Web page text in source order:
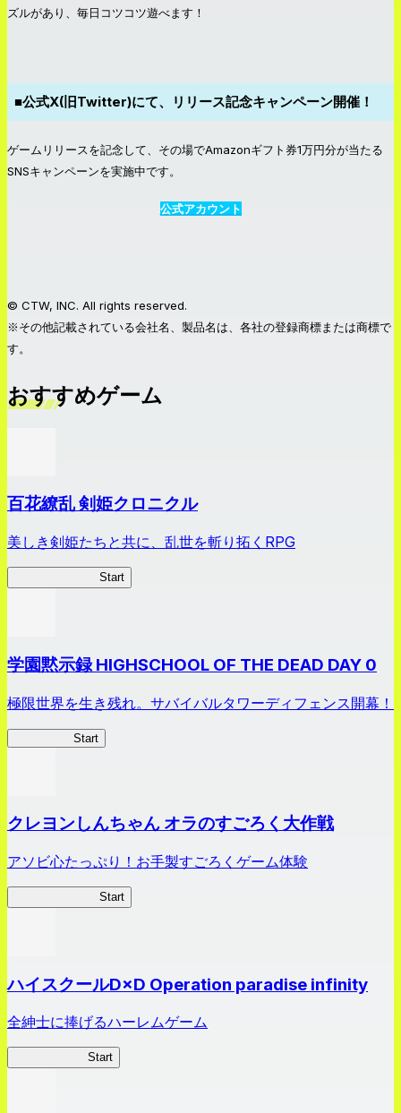
ズルがあり、毎日コツコツ遊べます！
■公式X(旧Twitter)にて、リリース記念キャンペーン開催！
ゲームリリースを記念して、その場でAmazonギフト券1万円分が当たる
SNSキャンペーンを実施中です。
公式アカウント
© CTW, INC. All rights reserved.
※その他記載されている会社名、製品名は、各社の登録商標または商標で
す。
おすすめゲーム
百花繚乱 剣姫クロニクル
美しき剣姫たちと共に、乱世を斬り拓くRPG
Start
学園黙示録 HIGHSCHOOL OF THE DEAD DAY 0
極限世界を生き残れ。サバイバルタワーディフェンス開幕！
Start
クレヨンしんちゃん オラのすごろく大作戦
アソビ心たっぷり！お手製すごろくゲーム体験
Start
ハイスクールD×D Operation paradise infinity
全紳士に捧げるハーレムゲーム
Start